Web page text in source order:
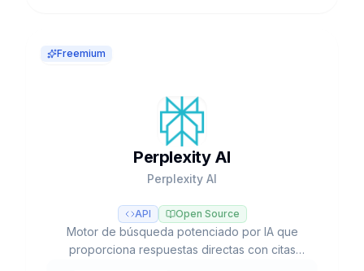
Freemium
Perplexity AI
Perplexity AI
API Open Source
Motor de búsqueda potenciado por IA que
proporciona respuestas directas con citas